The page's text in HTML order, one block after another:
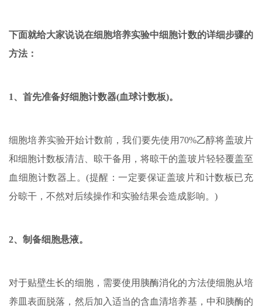
下面就给大家说说在细胞培养实验中细胞计数的详细步骤的
方法：
1、首先准备好细胞计数器(血球计数板)。
细胞培养实验开始计数前，我们要先使用70%乙醇将盖玻片
和细胞计数板清洁、晾干备用，将晾干的盖玻片轻轻覆盖至
血细胞计数器上。(提醒：一定要保证盖玻片和计数板已充
分晾干，不然对后续操作和实验结果会造成影响。)
2、制备细胞悬液。
对于贴壁生长的细胞，需要使用胰酶消化的方法使细胞从培
养皿表面脱落，然后加入适当的含血清培养基，中和胰酶的